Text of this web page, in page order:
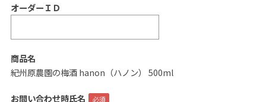
ギフトサービス
お問い合わせ
オーダーＩＤ
商品名
紀州原農園の梅酒 hanon（ハノン） 500ml
お問い合わせ時氏名